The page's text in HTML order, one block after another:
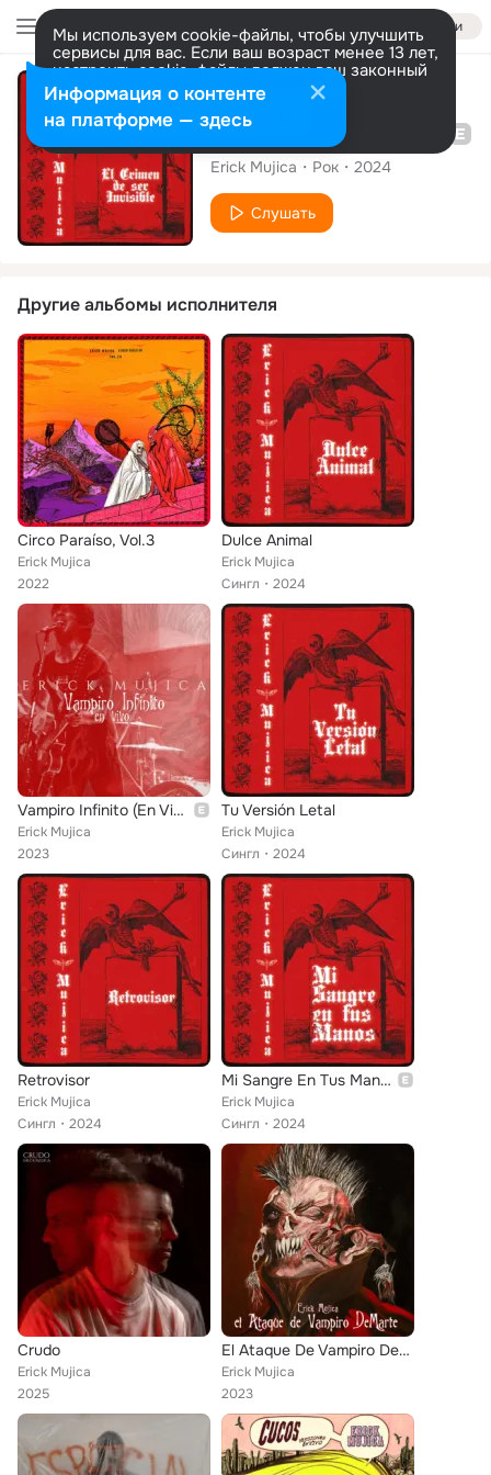
Войти
Мы используем cookie-файлы, чтобы улучшить
сервисы для вас. Если ваш возраст менее 13 лет,
настроить cookie-файлы должен ваш законный
представитель. Больше информации
Разрешить все Настроить
Альбом
Erick Mujica Рок 2024
Слушать
Другие альбомы исполнителя
Circo Paraíso, Vol.3
Erick Mujica
2022
Dulce Animal
Erick Mujica
Сингл
2024
Vampiro Infinito (En Vivo)
Erick Mujica
2023
Tu Versión Letal
Erick Mujica
Сингл
2024
Retrovisor
Erick Mujica
Сингл
2024
Mi Sangre En Tus Manos
Erick Mujica
Сингл
2024
Crudo
Erick Mujica
2025
El Ataque De Vampiro DeMarte
Erick Mujica
2023
Информация о контенте
на платформе — здесь